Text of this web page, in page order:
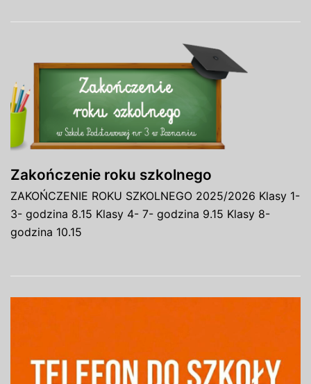
Zakończenie roku szkolnego
ZAKOŃCZENIE ROKU SZKOLNEGO 2025/2026 Klasy 1-
3- godzina 8.15 Klasy 4- 7- godzina 9.15 Klasy 8-
godzina 10.15